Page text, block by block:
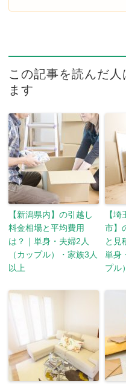
この記事を読んだ
ます
【新潟県内】の引越し
料金相場と平均費用
は？｜単身・夫婦2人
（カップル）・家族3人
以上
【
市】
と見
単身
プル